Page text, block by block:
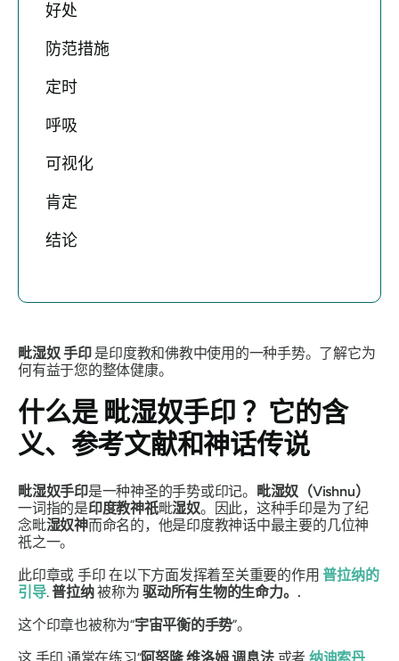
好处
防范措施
定时
呼吸
可视化
肯定
结论
毗湿奴手印是印度教和佛教中使用的一种手势。了解它为
何有益于您的整体健康。
什么是毗湿奴手印 ？它的含
义、参考文献和神话传说
毗湿奴手印是一种神圣的手势或印记。 毗湿奴（Vishnu）
一词指的是印度教神祇毗湿奴。因此，这种手印是为了纪
念毗湿奴神而命名的，他是印度教神话中最主要的几位神
祇之一。
此印章或 手印 在以下方面发挥着至关重要的作用普拉纳的
引导.普拉纳被称为驱动所有生物的生命力。.
这个印章也被称为“宇宙平衡的手势”。